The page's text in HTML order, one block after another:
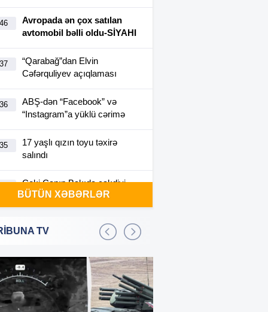
Avropada ən çox satılan
avtomobil bəlli oldu-SİYAHI
“Qarabağ”dan Elvin
Cəfərquliyev açıqlaması
ABŞ-dən “Facebook” və
“Instagram”a yüklü cərimə
17 yaşlı qızın toyu təxirə
salındı
Ceki Çanın Bakıda çəkdiyi
filmə görə Azərbaycan 1
milyon dollar ödəyə bilər?
Bakıda 2,5 milyon manata
Sərdar Ortaç xəstəxanaya
yerləşdirilib?
BÜTÜN XƏBƏRLƏR
TV